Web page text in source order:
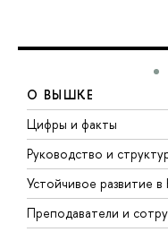
О ВЫШКЕ
Цифры и факты
Руководство и
Устойчивое развитие
Преподаватели и